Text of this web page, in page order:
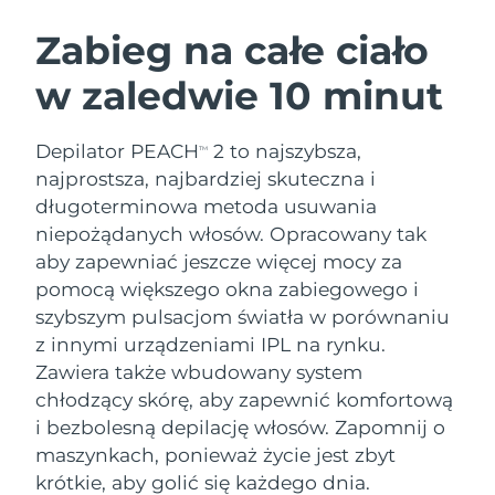
Zabieg na całe ciało
w zaledwie 10 minut
Depilator PEACHTM
2 to najszybsza,
najprostsza, najbardziej skuteczna i
długoterminowa metoda usuwania
niepożądanych włosów. Opracowany tak
aby zapewniać jeszcze więcej mocy za
pomocą większego okna zabiegowego i
szybszym pulsacjom światła w porównaniu
z innymi urządzeniami IPL na rynku.
Zawiera także wbudowany system
chłodzący skórę, aby zapewnić komfortową
i bezbolesną depilację włosów. Zapomnij o
maszynkach, ponieważ życie jest zbyt
krótkie, aby golić się każdego dnia.
Oczyszczanie twarzy
LUNA™ 4 zestaw
Anti-aging massage
LUNA™ 4 Plus
Massage, LED heating
LUNA™ 4 Men
For men, anti-aging massage
Lifting twarzy
BEAR™ 2 zestaw
Microcurrent toning
BEAR™ 2 go
Microcurrent toning on-the-go
BEAR™ 2 eyes & lips
Microcurrent line smoothing device
Nawilżenie
UFO™ 3 zestaw
Deep facial hydration
UFO™ 3 LED
Near-infrared and red light therapy
device
Pielęgnacja jamy
ustnej
issa™ 4
Hybrid silicone sonic toothbrush
issa™ 4 plus
Smart hybrid silicone sonic toothbrush
FAQ™ ZABIEG ANTI-AGING
Anti-aging Zabiegi LED
NEW
Australia
Oczekiwany czas dostawy
8/15/26
Austria
Oczekiwany czas dostawy
Bahrajn
Oczekiwany czas dostawy
8/13/26
Belgia
Oczekiwany czas dostawy
8/12/26
Bermudy
Oczekiwany czas dostawy
Bośnia i
Hercegowina
Oczekiwany czas dostawy
8/15/26
Oczekiwany czas dostawy